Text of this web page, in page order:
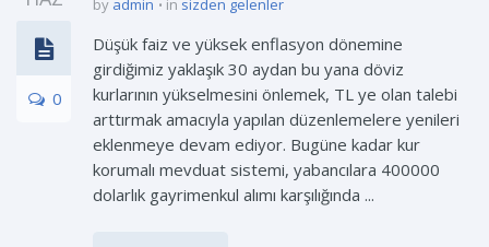
0
by admin in sizden gelenler
Düşük faiz ve yüksek enflasyon dönemine
girdiğimiz yaklaşık 30 aydan bu yana döviz
kurlarının yükselmesini önlemek, TL ye olan talebi
arttırmak amacıyla yapılan düzenlemelere yenileri
eklenmeye devam ediyor. Bugüne kadar kur
korumalı mevduat sistemi, yabancılara 400000
dolarlık gayrimenkul alımı karşılığında ...